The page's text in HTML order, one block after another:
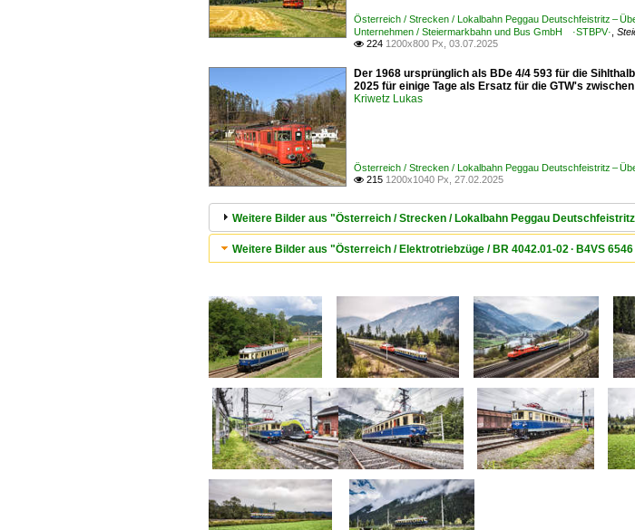
Österreich / Strecken / Lokalbahn Peggau Deutschfeistritz –
Unternehmen / Steiermarkbahn und Bus GmbH ·STBPV·
 224 1200x800 Px, 03.07.2025
Der 1968 ursprünglich als BDe 4/4 593 für die
2025 für einige Tage als Ersatz für die GTW's
Kriwetz Lukas
Österreich / Strecken / Lokalbahn Peggau Deutschfeistritz –
 215 1200x1040 Px, 27.02.2025
Weitere Bilder aus "Österreich / Strecken / Lokalbahn Peggau
Weitere Bilder aus "Österreich / Elektrotriebzüge / BR 4042.01-02 · B4VS